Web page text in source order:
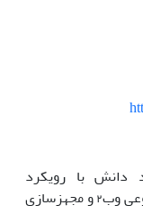
دانش با رویکرد
وب۲و مجهزسازی